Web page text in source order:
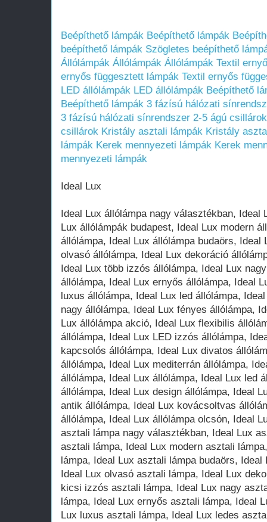
Beépíthető lámpák Beépíthető lámpák
beépíthető lámpák Szögletes beépíthető
Állólámpák Állólámpák Állólámpák Textil
ernyős függesztett lámpák Textil ernyős
LED állólámpák LED állólámpák Beépíthető
Beépíthető lámpák 3 fázísú hálózati
3 fázísú hálózati sínrendszer 2-5 ágú csillárok
csillárok Kristály asztali lámpák Kristály
lámpák Kerek mennyezeti lámpák Kerek
mennyezeti lámpák
Ideal Lux
Ideal Lux állólámpa nagy választékban, Ideal Lux mediterrán állólámpa, Ideal Lux állólámpák budapest, Ideal Lux modern állólámpa, Ideal Lux klasszikus állólámpa, Ideal Lux állólámpa budaörs, Ideal Lux gyerek állólámpa, Ideal Lux olvasó állólámpa, Ideal Lux dekoráció állólámpa, Ideal Lux szép állólámpa, Ideal Lux több izzós állólámpa, Ideal Lux nagy állólámpa, Ideal Lux fa állólámpa, Ideal Lux ernyős állólámpa, Ideal Lux olcsó állólámpa, Ideal Lux luxus állólámpa, Ideal Lux led állólámpa, Ideal Lux retro állólámpa, Ideal Lux nagy állólámpa, Ideal Lux fényes állólámpa, Ideal Lux tiffany állólámpa, Ideal Lux állólámpa akció, Ideal Lux flexibilis állólámpa, Ideal Lux kristály állólámpa, Ideal Lux LED izzós állólámpa, Ideal Lux spot állólámpa, Ideal Lux kapcsolós állólámpa, Ideal Lux divatos állólámpa, Ideal Lux rusztikus állólámpa, Ideal Lux mediterrán állólámpa, Ideal Lux réz állólámpa, Ideal Lux állólámpa, Ideal Lux állólámpa, Ideal Lux led állólámpa, Ideal Lux vintage állólámpa, Ideal Lux design állólámpa, Ideal Lux rattan állólámpa, Ideal Lux antik állólámpa, Ideal Lux kovácsoltvas állólámpa, Ideal Lux jófogás állólámpa, Ideal Lux állólámpa olcsón, Ideal Lux fekete állólámpa, Ideal Lux asztali lámpa nagy választékban, Ideal Lux asztali lámpa, Ideal Lux szép asztali lámpa, Ideal Lux modern asztali lámpa, Ideal Lux klasszikus asztali lámpa, Ideal Lux asztali lámpa budaörs, Ideal Lux asztali lámpa gyerekeknek, Ideal Lux olvasó asztali lámpa, Ideal Lux dekoráció asztali lámpa, Ideal Lux kicsi izzós asztali lámpa, Ideal Lux nagy asztali lámpa, Ideal Lux fa asztali lámpa, Ideal Lux ernyős asztali lámpa, Ideal Lux olcsó asztali lámpa, Ideal Lux luxus asztali lámpa, Ideal Lux ledes asztali lámpa, Ideal Lux asztali led lámpa, Ideal Lux nagy asztali lámpa, Ideal Lux elemes asztali lámpa, Ideal Lux gyerek asztali lámpa, Ideal Lux irodai asztali lámpa, Ideal Lux éjjeli asztali lámpa, Ideal Lux íróasztali lámpa, Ideal Lux bank lámpa, Ideal Lux gyermek íróasztali lámpa, Ideal Lux hangulatfény asztali lámpa, Ideal Lux komód asztali lámpa, Ideal Lux csíptetős asztali lámpa, Ideal Lux kerek asztali lámpa, Ideal Lux szögletes asztali lámpa, Ideal Lux kristály asztali lámpa, Ideal Lux led izzós asztali lámpa, Ideal Lux spot asztali lámpa, Ideal Lux kapcsolós asztali lámpa, Ideal Lux divatos asztali lámpa, Ideal Lux üveg asztali lámpa, Ideal Lux kerámia asztali lámpa, Ideal Lux rusztikus asztali lámpa, Ideal Lux mediterrán asztali lámpa, Ideal Lux fali lámpa nagy választékban, Ideal Lux fali lámpa, Ideal Lux antik fali lámpa, Ideal Lux modern fali lámpa, Ideal Lux klasszikus fali lámpa, Ideal Lux fali lámpa budaörs, Ideal Lux gyerek fali lámpa, Ideal Lux olvasó fali lámpa, Ideal Lux dekoráció fali lámpa, Ideal Lux szép fali lámpa, Ideal Lux több izzós fali lámpa, Ideal Lux nagy fali lámpa, Ideal Lux kicsi fali lámpa, Ideal Lux olcsó fali lámpa, Ideal Lux luxus fali lámpa, Ideal Lux led fali lámpa, Ideal Lux fali led lámpa, Ideal Lux fürdőszobai fali lámpa, Ideal Lux fényes fali lámpa, Ideal Lux fali éjjeli lámpa, Ideal Lux retró fali lámpa, Ideal Lux flexibilis fali lámpa, Ideal Lux éjjeli fali lámpa, Ideal Lux gyermek olvasó fali lámpa, Ideal Lux hangulatfény fali lámpa, Ideal Lux csíptetős fali lámpa, Ideal Lux kicsi fali lámpa, Ideal Lux kerek fali lámpa, Ideal Lux szögletes fali lámpa, Ideal Lux kristály fali lámpa, Ideal Lux led izzós fali lámpa, Ideal Lux spot fali lámpa, Ideal Lux kapcsolós fali lámpa, Ideal Lux divatos fali lámpa, Ideal Lux üveg fali lámpa, Ideal Lux kerámia fali lámpa, Ideal Lux rusztikus fali lámpa, Ideal Lux mediterrán fali lámpa, Ideal Lux képmegvilágító fali lámpa, Ideal Lux képmegvilágító fali lámpa led izzóval, Ideal Lux beltéri fali lámpa, Ideal Lux konyhai fali lámpa, Ideal Lux rusztikus fali lámpa, Ideal Lux kristály fali lámpa, Ideal Lux állítható fali lámpa, Ideal Lux design fali lámpa, Ideal Lux húzókapcsolós fali lámpa, Ideal Lux csillár nagy választékban, Ideal Lux csillár , Ideal Lux retró csillár, Ideal Lux modern csillár, Ideal Lux klasszikus csillár, Ideal Lux csillár budaörs, Ideal Lux csillár gyerekeknek, Ideal Lux dekoráció csillár, Ideal Lux szép csillár, Ideal Lux több izzós csillár, Ideal Lux nagy csillár, Ideal Lux fa csillár, Ideal Lux ernyős csillár, Ideal Lux olcsó csillár, Ideal Lux luxus csillár, Ideal Lux led csillár, Ideal Lux online csillár, Ideal Lux fényes csillár, Ideal Lux konyhai csillár, Ideal Lux obi csillár, Ideal Lux flexibilis csillár lámpák, Ideal Lux gyermek csillár lámpák, Ideal Lux hangulatfény csillár lámpák, Ideal Lux kicsi csillár lámpák, Ideal Lux kerek csillár, Ideal Lux szögletes csillár, Ideal Lux kristály csillár, Ideal Lux led izzós csillár, Ideal Lux kovácsoltvas csillár, Ideal Lux divatos csillár, Ideal Lux üveg csillár, Ideal Lux kerámia csillár, Ideal Lux rusztikus csillár, Ideal Lux mediterrán csillár, Ideal Lux kovácsoltvas csillár, Ideal Lux antik csillár, Ideal Lux szarvasi csillár, Ideal Lux bronz csillár, Ideal Lux réz csillár, Ideal Lux gyerekszoba csillár, Ideal Lux függeszték lámpa nagy választékban, Ideal Lux mediterrán függeszték, Ideal Lux nagy függeszték, Ideal Lux modern függeszték, Ideal Lux klasszikus függeszték, Ideal Lux függeszték budaörs, Ideal Lux függeszték gyerekeknek, Ideal Lux dekoráció függeszték lámpa, Ideal Lux szép függeszték lámpa, Ideal Lux több izzós függeszték lámpa, Ideal Lux nagy függeszték lámpa, Ideal Lux hosszú függeszték lámpa, Ideal Lux ernyős függeszték, Ideal Lux olcsó függeszték, Ideal Lux luxus függeszték, Ideal Lux fényes függeszték, Ideal Lux raktárról függeszték, Ideal Lux gyermek függeszték, Ideal Lux hangulatfény függeszték, Ideal Lux kicsi függeszték, Ideal Lux kerek függeszték, Ideal Lux kristály függeszték, Ideal Lux led izzós